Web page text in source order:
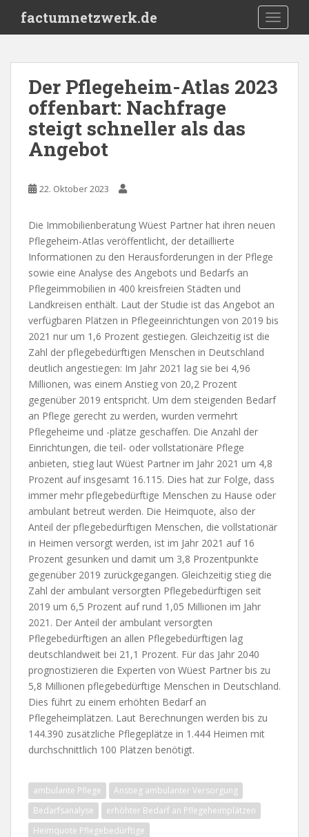
i
factumnetzwerk.de
Der Pflegeheim-Atlas 2023
offenbart: Nachfrage
steigt schneller als das
Angebot
22. Oktober 2023
Die Immobilienberatung Wüest Partner hat ihren neuen
Pflegeheim-Atlas veröffentlicht, der detaillierte
Informationen zu den Herausforderungen in der Pflege
sowie eine Analyse des Angebots und Bedarfs an
Pflegeimmobilien in 400 kreisfreien Städten und
Landkreisen enthält. Laut der Studie ist das Angebot an
verfügbaren Plätzen in Pflegeeinrichtungen von 2019 bis
2021 nur um 1,6 Prozent gestiegen. Gleichzeitig ist die
Zahl der pflegebedürftigen Menschen in Deutschland
deutlich angestiegen: Im Jahr 2021 lag sie bei 4,96
Millionen, was einem Anstieg von 20,2 Prozent
gegenüber 2019 entspricht. Um dem steigenden Bedarf
an Pflege gerecht zu werden, wurden vermehrt
Pflegeheime und -plätze geschaffen. Die Anzahl der
Einrichtungen, die teil- oder vollstationäre Pflege
anbieten, stieg laut Wüest Partner im Jahr 2021 um 4,8
Prozent auf insgesamt 16.115. Dies hat zur Folge, dass
immer mehr pflegebedürftige Menschen zu Hause oder
ambulant betreut werden. Die Heimquote, also der
Anteil der pflegebedürftigen Menschen, die vollstationär
in Heimen versorgt werden, ist im Jahr 2021 auf 16
Prozent gesunken und damit um 3,8 Prozentpunkte
gegenüber 2019 zurückgegangen. Gleichzeitig stieg die
Zahl der ambulant versorgten Pflegebedürftigen seit
2019 um 6,5 Prozent auf rund 1,05 Millionen im Jahr
2021. Der Anteil der ambulant versorgten
Pflegebedürftigen an allen Pflegebedürftigen lag
deutschlandweit bei 21,1 Prozent. Für das Jahr 2040
prognostizieren die Experten von Wüest Partner bis zu
5,8 Millionen pflegebedürftige Menschen in Deutschland.
Dies führt zu einem erhöhten Bedarf an
Pflegeheimplätzen. Laut Berechnungen werden bis zu
144.390 zusätzliche Pflegeplätze in 1.444 Heimen mit
durchschnittlich 100 Plätzen benötigt.
ambulante Pflege
Anstieg ambulanter Versorgung
Bedarfsanalyse
erhöhter Bedarf an Pflegeheimplätzen
Heimquote Pflegebedürftige